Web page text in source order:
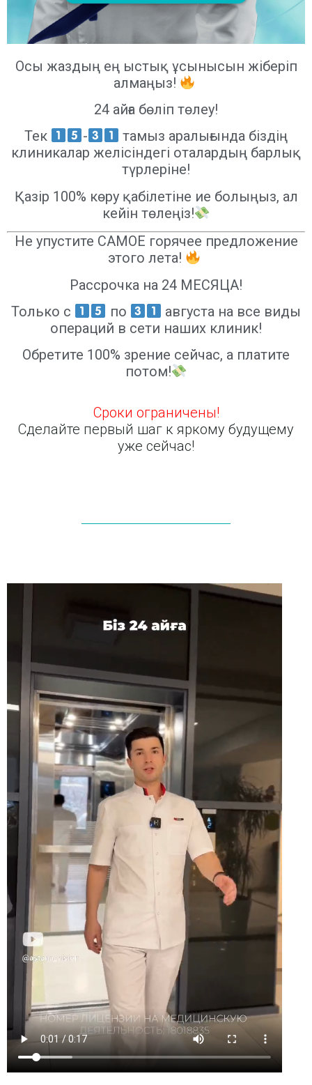
Осы жаздың ең ыстық ұсынысын жіберіп
алмаңыз!
24 айға бөліп төлеу!
Тек
-
тамыз аралығында біздің
клиникалар желісіндегі оталардың барлық
түрлеріне!
Қазір 100% көру қабілетіне ие болыңыз, ал
кейін төлеңіз!
Не упустите САМОЕ горячее предложение
этого лета!
Рассрочка на 24 МЕСЯЦА!
Только с
по
августа на все виды
операций в сети наших клиник!
Обретите 100% зрение сейчас, а платите
потом!
Сроки ограничены!
Сделайте первый шаг к яркому будущему
уже сейчас!